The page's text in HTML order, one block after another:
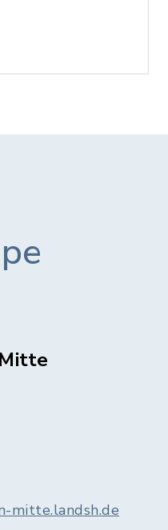
mitte.landsh.de